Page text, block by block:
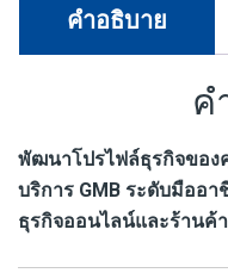
คำอธิบาย
ค
พัฒนาโปรไฟล์ธุรกิจของ
บริการ GMB ระดับมืออ
ธุรกิจออนไลน์และร้านค้